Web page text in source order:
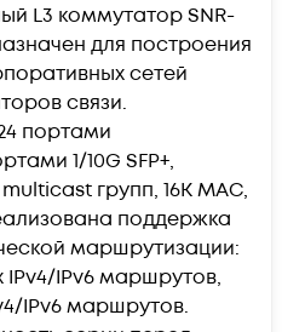
L3 коммутатор SNR-
для построения
сетей
связи.
портами
1/10G SFP+,
групп, 16K MAC,
поддержка
маршрутизации:
IPv4/IPv6 маршрутов,
IPv6 маршрутов.